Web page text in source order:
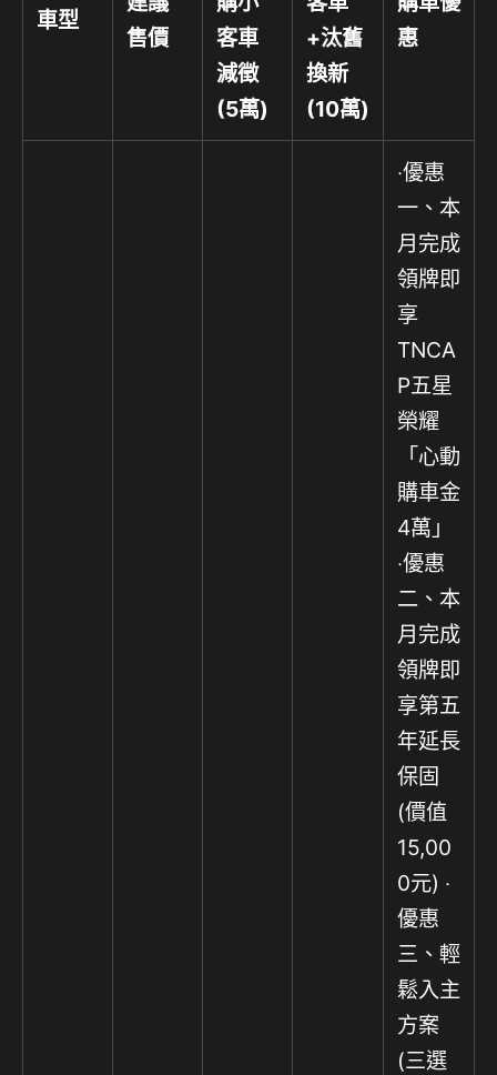
車型
售價
客車
減徵
(5萬)
+汰舊
換新
(10萬)
惠
‧優惠
一、本
月完成
領牌即
享
TNCA
P五星
榮耀
「心動
購車金
4萬」
‧優惠
二、本
月完成
領牌即
享第五
年延長
保固
(價值
15,00
0元) ‧
優惠
三、輕
鬆入主
方案
(三選